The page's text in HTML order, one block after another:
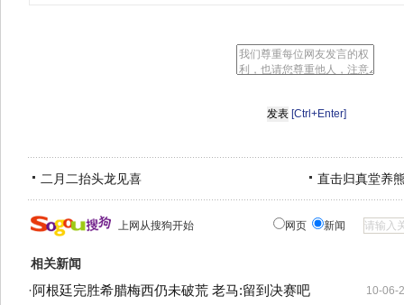
[Ctrl+Enter]
二月二抬头龙见喜 直击归真堂养
上网从搜狗开始 网页 新闻
相关新闻
10-06-
·阿根廷完胜希腊梅西仍未破荒 老马:留到决赛吧